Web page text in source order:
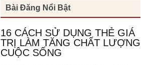
Bài Đăng Nổi Bật
16 CÁCH SỬ DỤNG THẺ GIÁ
TRỊ LÀM TĂNG CHẤT LƯỢNG
CUỘC SỐNG